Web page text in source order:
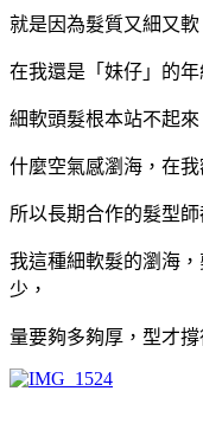
就是因為髮質又細又軟
在我還是「妹仔」的
細軟頭髮根本站不起來
什麼空氣感瀏海，在
所以長期合作的髮型師
我這種細軟髮的瀏海
少，
量要夠多夠厚，型才撐